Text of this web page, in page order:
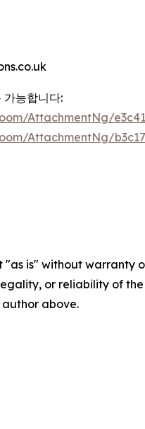
가능합니다:
AttachmentNg/
AttachmentNg/
"as is" without
or reliability of
above.